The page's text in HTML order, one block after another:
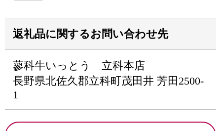
返礼品に関するお問い合わせ先
蓼科牛いっとう 立科本店
長野県北佐久郡立科町茂田井 芳田2500-
1